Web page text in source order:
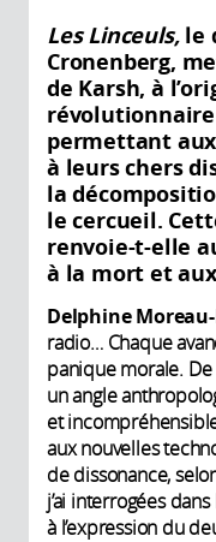
Les Linceuls,le
Cronenberg,
de Karsh, à
permettant
à leurs chers
la
le cercueil.
renvoie-t-elle
à la mort et
Delphine
radio… Chaque
panique morale.
un angle
et
aux nouvelles
de dissonance,
j’ai interrogées
à l’expression du